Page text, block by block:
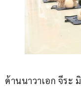
ด้านนาวาเอก จีระ